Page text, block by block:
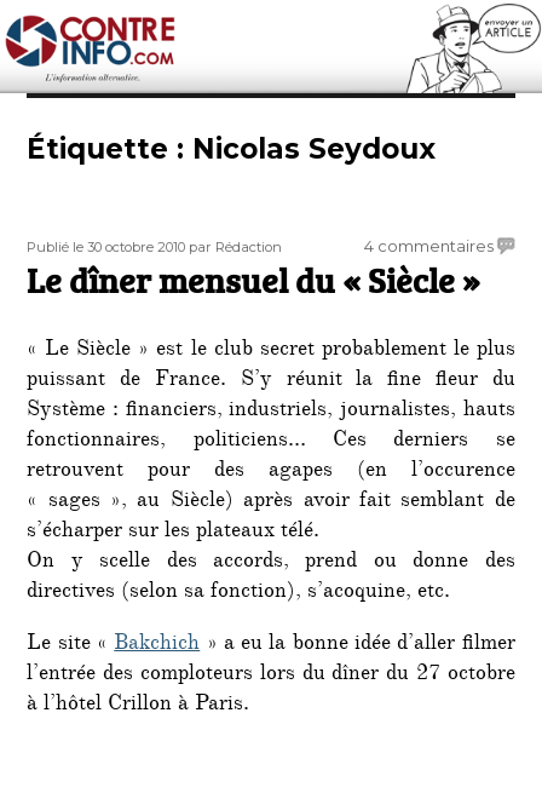
Contre-Info
Étiquette : Nicolas Seydoux
Publié
le
Publié le 30 octobre 2010 Auteur
par Rédaction 4 commentairessur
du
«
Le dîner mensuel du « Siècle »
« Le Siècle » est le club secret probablement le plus
puissant de France. S’y réunit la fine fleur du
Système : financiers, industriels, journalistes, hauts
fonctionnaires, politiciens… Ces derniers se
retrouvent pour des agapes (en l’occurence
« sages », au Siècle) après avoir fait semblant de
s’écharper sur les plateaux télé.
On y scelle des accords, prend ou donne des
directives (selon sa fonction), s’acoquine, etc.
Le site «Bakchich» a eu la bonne idée d’aller filmer
l’entrée des comploteurs lors du dîner du 27 octobre
à l’hôtel Crillon à Paris.